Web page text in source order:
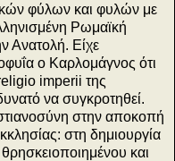
φύλων και φυλών με
Ρωμαϊκή
Ανατολή. Είχε
ο Καρλομάγνος ότι
imperii της
να συγκροτηθεί.
στην αποκοπή
στη δημιουργία
και